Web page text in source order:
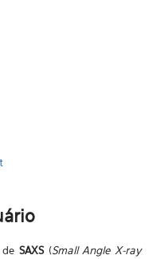
de SAXS(Small Angle X-ray